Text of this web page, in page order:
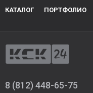
КАТАЛОГ ПОРТФОЛИО
8 (812) 448-65-75